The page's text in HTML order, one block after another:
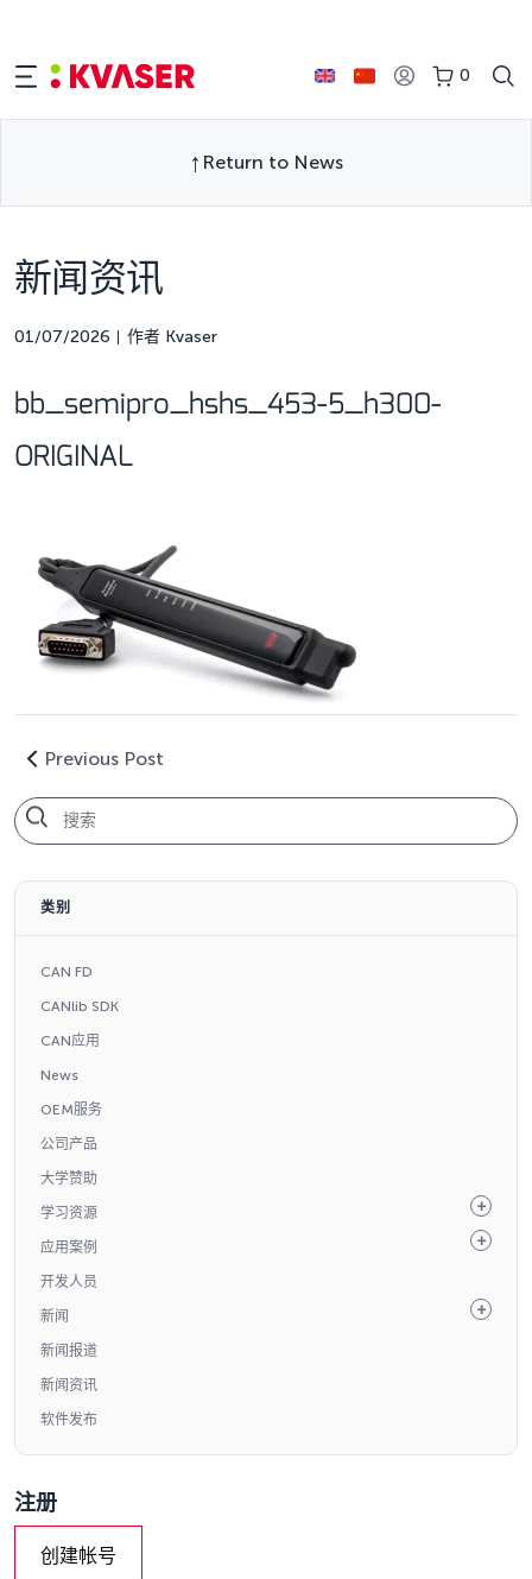
0
Return to News
新闻资讯
01/07/2026 作者 Kvaser
bb_semipro_hshs_453-5_h300-
ORIGINAL
Previous Post
类别
CAN FD
CANlib SDK
CAN应用
News
OEM服务
公司产品
大学赞助
学习资源
应用案例
开发人员
新闻
新闻报道
新闻资讯
软件发布
注册
创建帐号